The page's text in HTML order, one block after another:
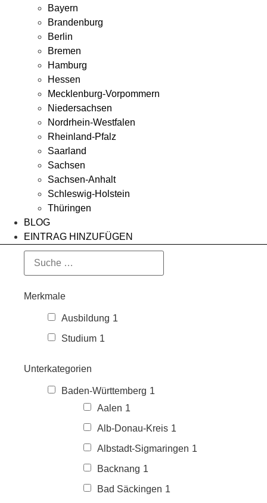
Bayern
Brandenburg
Berlin
Bremen
Hamburg
Hessen
Mecklenburg-Vorpommern
Niedersachsen
Nordrhein-Westfalen
Rheinland-Pfalz
Saarland
Sachsen
Sachsen-Anhalt
Schleswig-Holstein
Thüringen
BLOG
EINTRAG HINZUFÜGEN
Merkmale
Ausbildung 1
Studium 1
Unterkategorien
Baden-Württemberg 1
Aalen 1
Alb-Donau-Kreis 1
Albstadt-Sigmaringen 1
Backnang 1
Bad Säckingen 1